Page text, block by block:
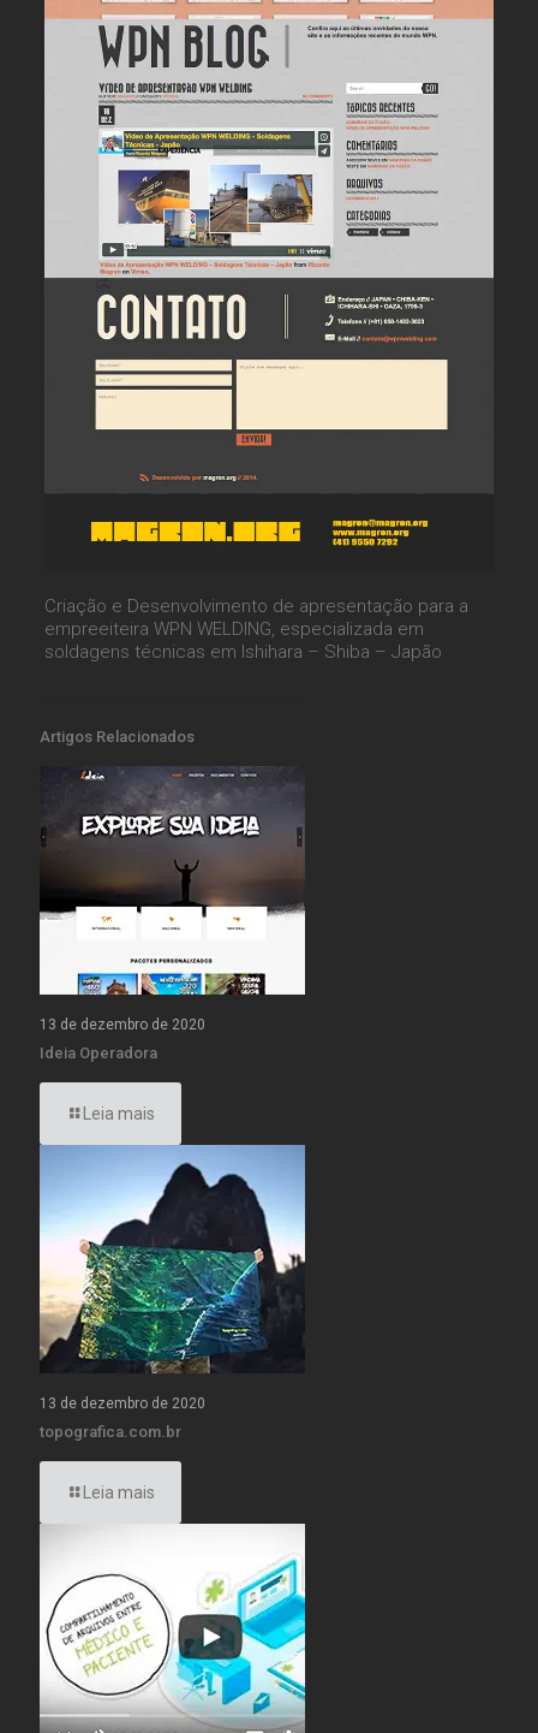
Criação e Desenvolvimento de apresentação para a
empreeiteira WPN WELDING, especializada em
soldagens técnicas em Ishihara – Shiba – Japão
Artigos Relacionados
13 de dezembro de 2020
Ideia Operadora
Leia mais
13 de dezembro de 2020
topografica.com.br
Leia mais